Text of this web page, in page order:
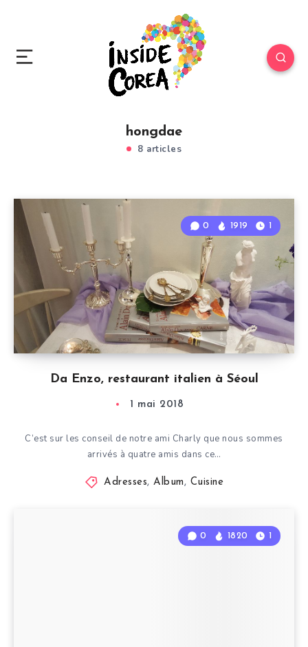
hongdae
8 articles
Da Enzo, restaurant italien à Séoul
0 1919 1
1 mai 2018
C’est sur les conseil de notre ami Charly que nous sommes
arrivés à quatre amis dans ce…
Adresses,Album, Cuisine
0 1820 1